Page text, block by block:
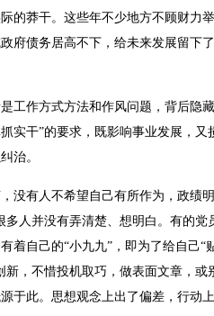
的莽干。这些年不少地方不顾财力
府债务居高不下，给未来发展留下
作方式方法和作风问题，背后隐
实干”的要求，既影响事业发展，
治。
有人不希望自己有所作为，政绩
多人并没有弄清楚、想明白。有的党
着自己的“小九九”，即为了给自己“
新，不惜投机取巧，做表面文章，或
于此。思想观念上出了偏差，行动